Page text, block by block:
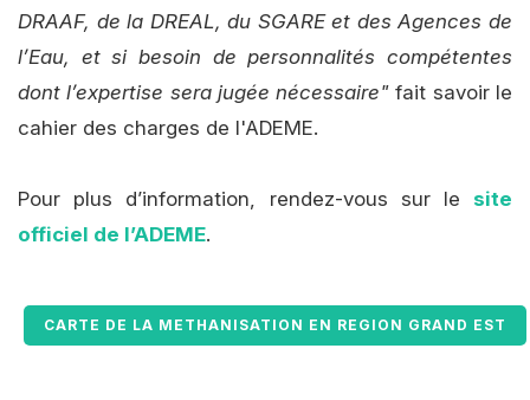
DRAAF, de la DREAL, du SGARE et des Agences de
l’Eau, et si besoin de personnalités compétentes
dont l’expertise sera jugée nécessaire"fait savoir le
cahier des charges de l'ADEME.
Pour plus d’information, rendez-vous sur le site
officiel de l’ADEME.
CARTE DE LA METHANISATION EN REGION GRAND EST